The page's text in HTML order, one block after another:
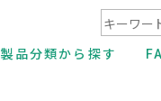
製品分類から探す
検索キー